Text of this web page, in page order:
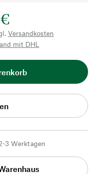
Versandkosten
mit DHL
3 Werktagen